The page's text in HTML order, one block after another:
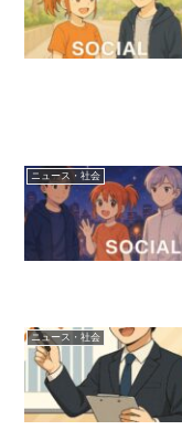
ニュース・社会
ニュース・社会